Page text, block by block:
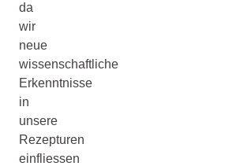
da
wir
neue
wissenschaftliche
Erkenntnisse
in
unsere
Rezepturen
einfliessen